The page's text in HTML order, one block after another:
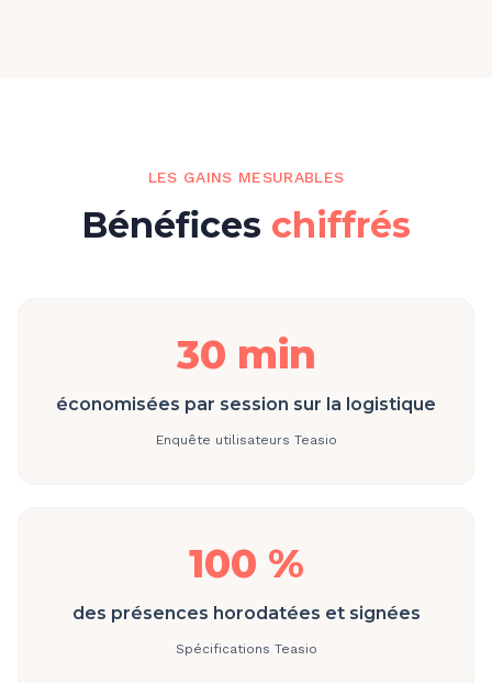
LES GAINS MESURABLES
Bénéfices chiffrés
30 min
économisées par session sur la logistique
Enquête utilisateurs Teasio
100 %
des présences horodatées et signées
Spécifications Teasio